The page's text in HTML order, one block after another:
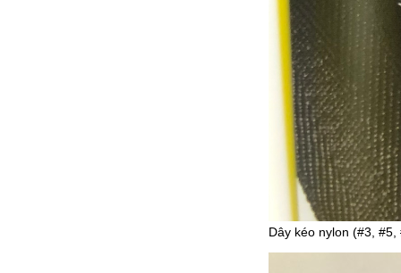
Dây kéo nylon (#3, #5,